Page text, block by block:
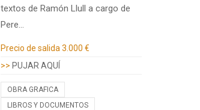
textos de Ramón Llull a cargo de
Pere…
Precio de salida 3.000 €
>> PUJAR AQUÍ
OBRA GRAFICA
LIBROS Y DOCUMENTOS